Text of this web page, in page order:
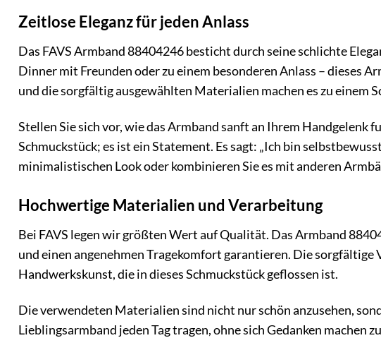
Zeitlose Eleganz für jeden Anlass
Das FAVS Armband 88404246 besticht durch seine schlichte
Dinner mit Freunden oder zu einem besonderen Anlass – dieses
und die sorgfältig ausgewählten Materialien machen es zu einem
Stellen Sie sich vor, wie das Armband sanft an Ihrem Handgelenk
Schmuckstück; es ist ein Statement. Es sagt: „Ich bin
minimalistischen Look oder kombinieren Sie es mit anderen
Hochwertige Materialien und Verarbeitung
Bei FAVS legen wir größten Wert auf Qualität. Das Armband
und einen angenehmen Tragekomfort garantieren. Die
Handwerkskunst, die in dieses Schmuckstück geflossen ist.
Die verwendeten Materialien sind nicht nur schön anzusehen,
Lieblingsarmband jeden Tag tragen, ohne sich Gedanken machen